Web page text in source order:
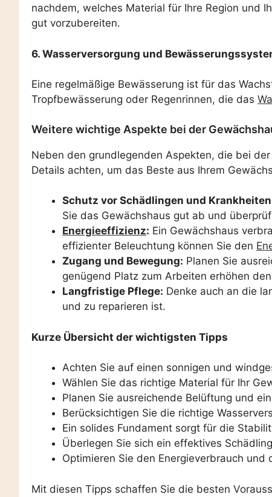
nachdem, welches Material für Ihre Region und
gut vorzubereiten.
6. Wasserversorgung und
Eine regelmäßige Bewässerung ist für das
Tropfbewässerung oder Regenrinnen, die das
Weitere wichtige Aspekte bei der
Neben den grundlegenden Aspekten, die bei
Details achten, um das Beste aus Ihrem
Schutz vor Schädlingen und
Sie das Gewächshaus gut ab und
Energieeffizienz: Ein Gewächshaus
effizienter Beleuchtung können Sie den
Zugang und Bewegung: Planen Sie
genügend Platz zum Arbeiten erhöhen
Langfristige Pflege: Denke auch an die
und zu reparieren ist.
Kurze Übersicht der wichtigsten Tipps
Achten Sie auf einen sonnigen und
Wählen Sie das richtige Material für Ihr
Planen Sie ausreichende Belüftung und
Berücksichtigen Sie die richtige
Ein solides Fundament sorgt für die
Überlegen Sie sich ein effektives
Optimieren Sie den Energieverbrauch
Mit diesen Tipps schaffen Sie die besten